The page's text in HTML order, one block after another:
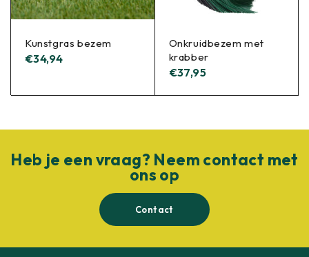
Kunstgras bezem
€34,94
Onkruidbezem met
krabber
€37,95
Heb je een vraag? Neem contact met
ons op
Contact